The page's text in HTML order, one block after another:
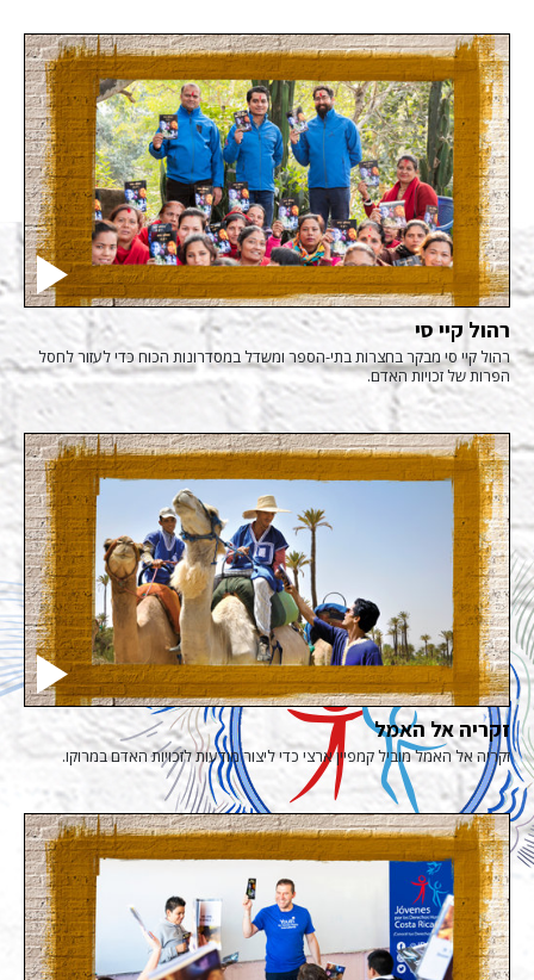
רהול קיי סי
רהול קיי סי מבקר בחצרות בתי-הספר ומשדל במסדרונות הכוח כדי לעזור לחסל
הפרות של זכויות האדם.
זקריה אל האמל
זקריה אל האמל מוביל קמפיין ארצי כדי ליצור מודעות לזכויות האדם במרוקו.